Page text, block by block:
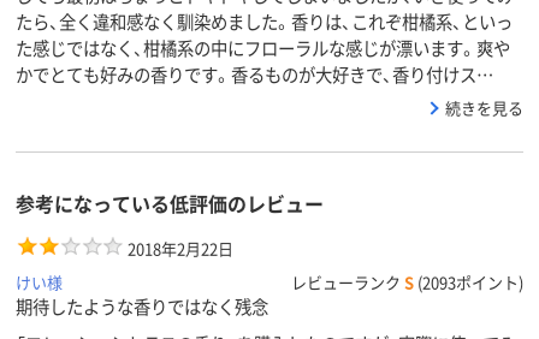
たら、全く違和感なく馴染めました。香りは、これぞ柑橘系、といっ
た感じではなく、柑橘系の中にフローラルな感じが漂います。爽や
かでとても好みの香りです。香るものが大好きで、香り付けス…
続きを見る
参考になっている低評価のレビュー
2018年2月22日
けい様
レビューランク S (2093ポイント)
期待したような香りではなく残念